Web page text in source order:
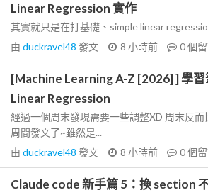
Linear Regression 實作
其實就只是在打基礎、simple linear
由 duckravel48 發文 8 小時前 0個
[Machine Learning A-Z [2026] ] 學習
Linear Regression
經過一個周末發現需要一些調整XD 周末反
周間發文了~雖然是...
由 duckravel48 發文 8 小時前 0個
Claude code 新手篇 5：換 section